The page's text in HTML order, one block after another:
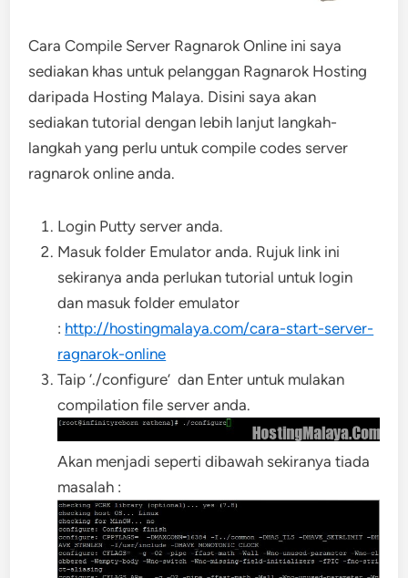
Cara Compile Server Ragnarok Online ini saya
sediakan khas untuk pelanggan Ragnarok Hosting
daripada Hosting Malaya. Disini saya akan
sediakan tutorial dengan lebih lanjut langkah-
langkah yang perlu untuk compile codes server
ragnarok online anda.
Login Putty server anda.
Masuk folder Emulator anda. Rujuk link ini
sekiranya anda perlukan tutorial untuk login
dan masuk folder emulator
: http://hostingmalaya.com/cara-start-server-
ragnarok-online
Taip ‘./configure’ dan Enter untuk mulakan
compilation file server anda.
Akan menjadi seperti dibawah sekiranya tiada
masalah :